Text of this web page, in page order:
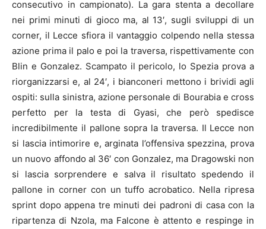
consecutivo in campionato). La gara stenta a decollare
nei primi minuti di gioco ma, al 13′, sugli sviluppi di un
corner, il Lecce sfiora il vantaggio colpendo nella stessa
azione prima il palo e poi la traversa, rispettivamente con
Blin e Gonzalez. Scampato il pericolo, lo Spezia prova a
riorganizzarsi e, al 24′, i bianconeri mettono i brividi agli
ospiti: sulla sinistra, azione personale di Bourabia e cross
perfetto per la testa di Gyasi, che però spedisce
incredibilmente il pallone sopra la traversa. Il Lecce non
si lascia intimorire e, arginata l’offensiva spezzina, prova
un nuovo affondo al 36′ con Gonzalez, ma Dragowski non
si lascia sorprendere e salva il risultato spedendo il
pallone in corner con un tuffo acrobatico. Nella ripresa
sprint dopo appena tre minuti dei padroni di casa con la
ripartenza di Nzola, ma Falcone è attento e respinge in